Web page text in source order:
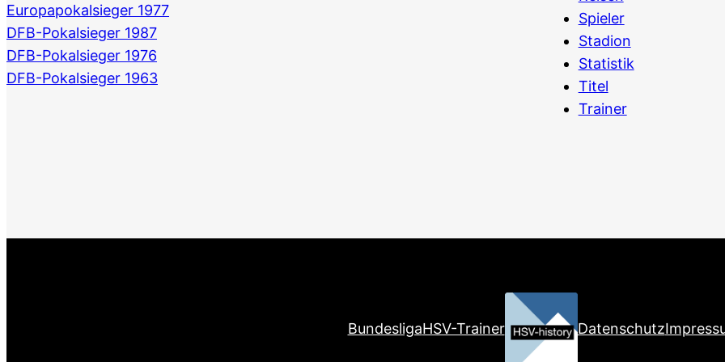
Europapokalsieger 1977
DFB-Pokalsieger 1987
DFB-Pokalsieger 1976
DFB-Pokalsieger 1963
Spieler
Stadion
Statistik
Titel
Trainer
BundesligaHSV-Trainer Datenschutz